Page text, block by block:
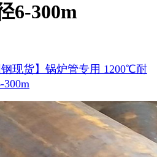
6-300m
钢现货】锅炉管专用 1200℃耐